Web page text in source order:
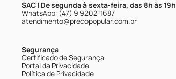
SAC | De segunda à sexta-feira, das 8h às 19h
WhatsApp: (47) 9 9202-1687
atendimento@precopopular.com.br
Segurança
Certificado de Segurança
Portal da Privacidade
Política de Privacidade